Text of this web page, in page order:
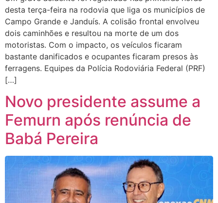
desta terça-feira na rodovia que liga os municípios de
Campo Grande e Janduís. A colisão frontal envolveu
dois caminhões e resultou na morte de um dos
motoristas. Com o impacto, os veículos ficaram
bastante danificados e ocupantes ficaram presos às
ferragens. Equipes da Polícia Rodoviária Federal (PRF)
[…]
Novo presidente assume a
Femurn após renúncia de
Babá Pereira